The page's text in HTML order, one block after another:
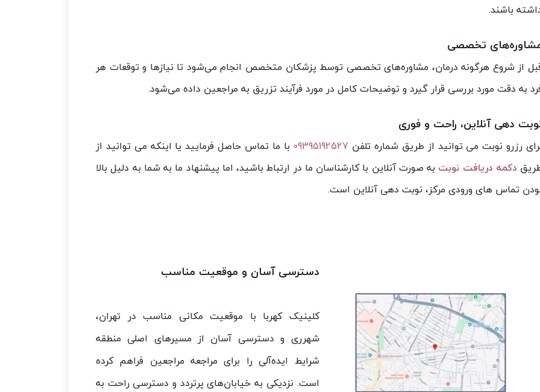
باشند.
تخصصی
از شروع هرگونه درمان، مشاوره‌های تخصصی توسط پزشکان متخصص انجام می‌شود تا نیازها و توقعات هر
به دقت مورد بررسی قرار گیرد و توضیحات کامل در مورد فرآیند تزریق به مراجعین داده می‌شود.
دهی آنلاین، راحت و فوری
رزرو نوبت می توانید از طریق شماره تلفن 09395192527 با ما تماس حاصل فرمایید یا اینکه می توانید از
دکمه دریافت نوبت به صورت آنلاین با کارشناسان ما در ارتباط باشید، اما پیشنهاد ما به شما به دلیل بالا
تماس های ورودی مرکز، نوبت دهی آنلاین است.
دسترسی آسان و موقعیت مناسب
کلینیک کهربا با موقعیت مکانی مناسب در تهران،
شهرری و دسترسی آسان از مسیرهای اصلی منطقه
شرایط ایده‌آلی را برای مراجعه مراجعین فراهم کرده
است. نزدیکی به خیابان‌های پرتردد و دسترسی راحت به